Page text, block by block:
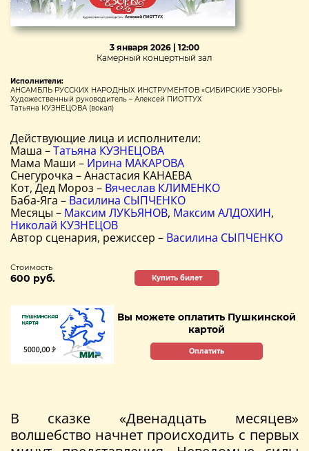
3 января 2026 | 12:00
Камерный концертный зал
Исполнители:
АНСАМБЛЬ РУССКИХ НАРОДНЫХ ИНСТРУМЕНТОВ «СИБИРСКИЕ УЗОРЫ»
Художественный руководитель – Алексей ПИОТТУХ
Татьяна КУЗНЕЦОВА (вокал)
Действующие лица и исполнители:
Маша –Татьяна КУЗНЕЦОВА
Мама Маши – Ирина МАКАРОВА
Снегурочка – Анастасия КАНАЕВА
Кот, Дед Мороз – Вячеслав КЛИМЕНКО
Баба-Яга – Василина СЫПЧЕНКО
Месяцы – Максим ЛУКЬЯНОВ, Максим АЛДОХИН,
Николай КУЗНЕЦОВ
Автор сценария, режиссер – Василина СЫПЧЕНКО
Стоимость
600 руб. Купить билет
Вы можете оплатить Пушкинской
картой
Оплатить
В сказке «Двенадцать месяцев»
волшебство начнет происходить с первых